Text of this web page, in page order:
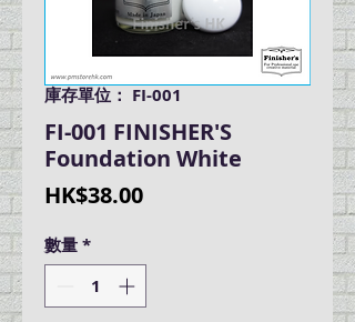
庫存單位： FI-001
FI-001 FINISHER'S
Foundation White
HK$38.00價
數量*